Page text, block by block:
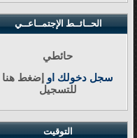
الحــائــط الإجتمــاعــي
حائطي
سجل دخولك او إضغط هنا
للتسجيل
التوقيت